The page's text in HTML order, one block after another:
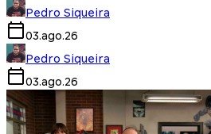
Pedro Siqueira
03.ago.26
Pedro Siqueira
03.ago.26